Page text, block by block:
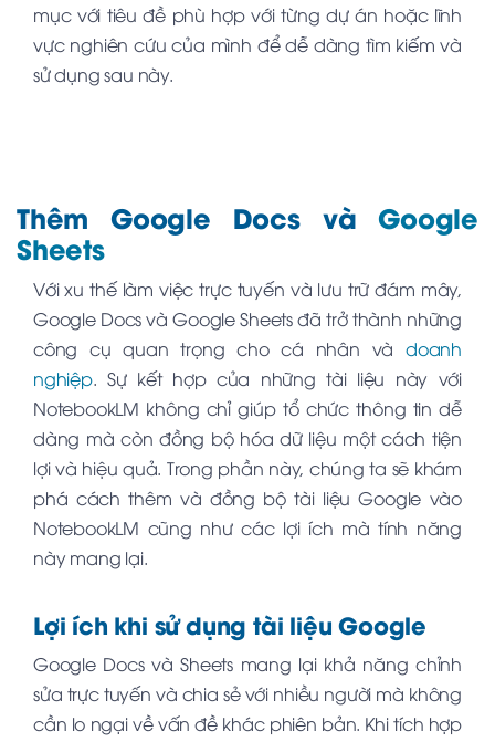
mục với tiêu đề phù hợp với từng dự án hoặc lĩnh
vực nghiên cứu của mình để dễ dàng tìm kiếm và
sử dụng sau này.
Thêm Google Docs vàGoogle
Sheets
Với xu thế làm việc trực tuyến và lưu trữ đám mây,
Google Docs và Google Sheets đã trở thành những
công cụ quan trọng cho cá nhân và doanh
nghiệp. Sự kết hợp của những tài liệu này với
NotebookLM không chỉ giúp tổ chức thông tin dễ
dàng mà còn đồng bộ hóa dữ liệu một cách tiện
lợi và hiệu quả. Trong phần này, chúng ta sẽ khám
phá cách thêm và đồng bộ tài liệu Google vào
NotebookLM cũng như các lợi ích mà tính năng
này mang lại.
Lợi ích khi sử dụng tài liệu Google
Google Docs và Sheets mang lại khả năng chỉnh
sửa trực tuyến và chia sẻ với nhiều người mà không
cần lo ngại về vấn đề khác phiên bản. Khi tích hợp